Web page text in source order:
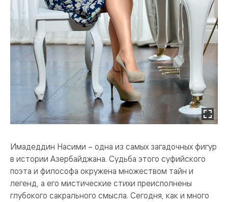
Имадеддин Насими – одна из самых загадочных фигур
в истории Азербайджана. Судьба этого суфийского
поэта и философа окружена множеством тайн и
легенд, а его мистические стихи преисполнены
глубокого сакрального смысла. Сегодня, как и много